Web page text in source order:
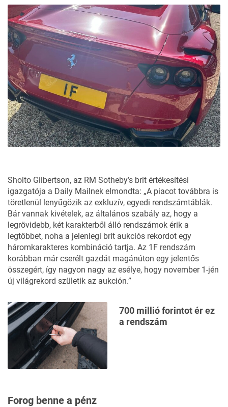
Sholto Gilbertson, az RM Sotheby’s brit értékesítési
igazgatója a Daily Mailnek elmondta: „A piacot továbbra is
töretlenül lenyűgözik az exkluzív, egyedi rendszámtáblák.
Bár vannak kivételek, az általános szabály az, hogy a
legrövidebb, két karakterből álló rendszámok érik a
legtöbbet, noha a jelenlegi brit aukciós rekordot egy
háromkarakteres kombináció tartja. Az 1F rendszám
korábban már cserélt gazdát magánúton egy jelentős
összegért, így nagyon nagy az esélye, hogy november 1-jén
új világrekord születik az aukción.”
700 millió forintot ér ez
a rendszám
Forog benne a pénz